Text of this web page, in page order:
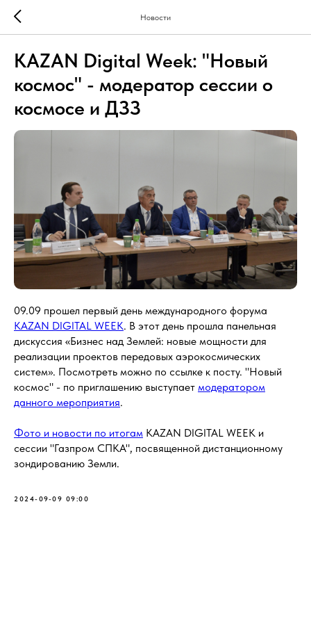
Новости
KAZAN Digital Week: "Новый
космос" - модератор сессии о
космосе и ДЗЗ
09.09 прошел первый день международного форума
KAZAN DIGITAL WEEK. В этот день прошла панельная
дискуссия «Бизнес над Землей: новые мощности для
реализации проектов передовых аэрокосмических
систем». Посмотреть можно по ссылке к посту. "Новый
космос" - по приглашению выступает модератором
данного мероприятия.
Фото и новости по итогам KAZAN DIGITAL WEEK и
сессии "Газпром СПКА", посвященной дистанционному
зондированию Земли.
2024-09-09 09:00